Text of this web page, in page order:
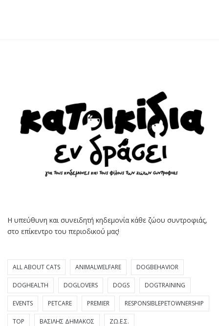
Η υπεύθυνη και συνειδητή κηδεμονία κάθε ζώου συντροφιάς,
στο επίκεντρο του περιοδικού μας!
ALL ABOUT CATS ANIMALWELFARE DOGBEHAVIOR
DOGHEALTH DOGLOVERS DOGS DOGTRAINING
EVENTS PETCARE PREMIER RESPONSIBLEPETOWNERSHIP
TOP ΒΑΣΊΛΗΣ ΔΗΜΆΚΟΣ ΖΩ.Ε.Σ.